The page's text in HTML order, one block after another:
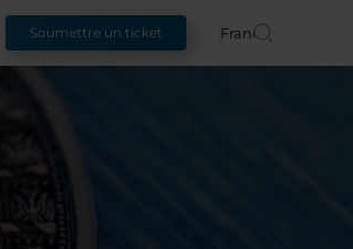
Soumettre un ticket Français